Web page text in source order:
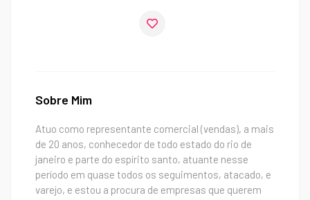
Sobre Mim
Atuo como representante comercial (vendas), a mais
de 20 anos, conhecedor de todo estado do rio de
janeiro e parte do espírito santo, atuante nesse
período em quase todos os seguimentos, atacado, e
varejo, e estou a procura de empresas que querem